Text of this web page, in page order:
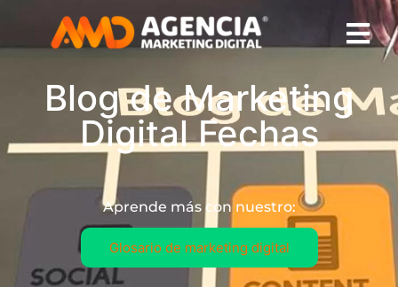
Blog de Marketing
Digital Fechas
Aprende más con nuestro:
Glosario de marketing digital